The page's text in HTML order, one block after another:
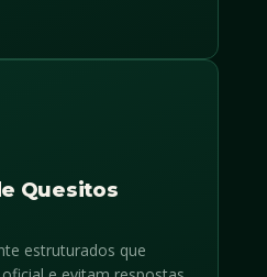
Quesitos
estruturados que